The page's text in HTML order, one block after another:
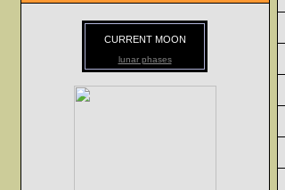
CURRENT MOON
lunar phases